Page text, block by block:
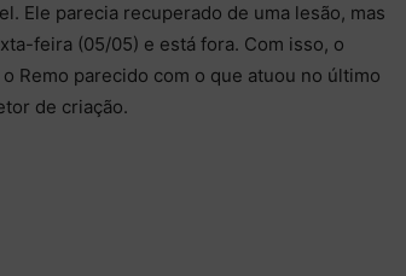
Ele parecia recuperado de uma lesão, mas
feira (05/05) e está fora. Com isso, o
Remo parecido com o que atuou no último
de criação.